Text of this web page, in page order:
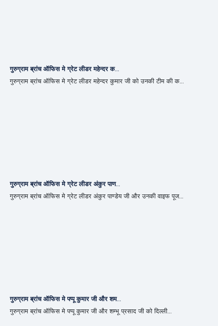
गुरुग्राम ब्रांच ऑफिस मे ग्रेट लीडर महेन्दर क...
गुरुग्राम ब्रांच ऑफिस मे ग्रेट लीडर महेन्दर कुमार जी को उनकी टीम की क...
गुरुग्राम ब्रांच ऑफिस मे ग्रेट लीडर अंकुर पाण...
गुरुग्राम ब्रांच ऑफिस मे ग्रेट लीडर अंकुर पाण्डेय जी और उनकी वाइफ पूज...
गुरुग्राम ब्रांच ऑफिस मे पप्पू कुमार जी और शम...
गुरुग्राम ब्रांच ऑफिस मे पप्पू कुमार जी और शम्भू प्रसाद जी को दिल्ली...